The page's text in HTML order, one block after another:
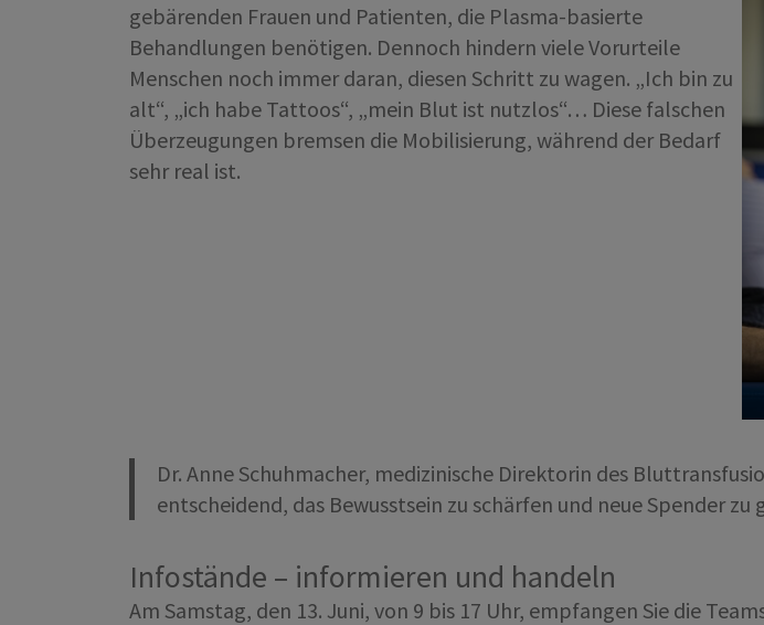
gebärenden Frauen und Patienten, die Plasma-basierte
Behandlungen benötigen. Dennoch hindern viele Vorurteile
Menschen noch immer daran, diesen Schritt zu wagen. „Ich bin zu
alt“, „ich habe Tattoos“, „mein Blut ist nutzlos“… Diese falschen
Überzeugungen bremsen die Mobilisierung, während der Bedarf
sehr real ist.
Dr. Anne Schuhmacher, medizinische Direktorin des
entscheidend, das Bewusstsein zu schärfen und neue Spender zu
Infostände – informieren und handeln
Am Samstag, den 13. Juni, von 9 bis 17 Uhr, empfangen Sie die